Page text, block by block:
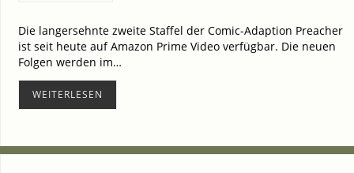
Die lang­ersehn­te zwei­te Staf­fel der Comic-Adaption Pre­a­cher
ist seit heu­te auf Ama­zon Prime Video ver­füg­bar. Die neu­en
Fol­gen wer­den im…
WEI­TER­LE­SEN